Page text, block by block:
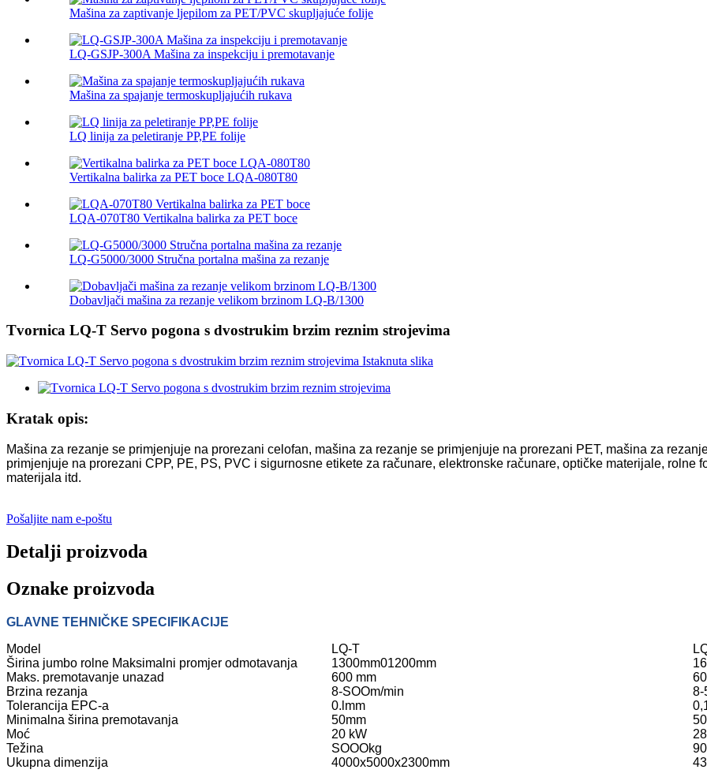
Mašina za zaptivanje ljepilom za PET/PVC skupljajuće folije
LQ-GSJP-300A Mašina za inspekciju i premotavanje
Mašina za spajanje termoskupljajućih rukava
LQ linija za peletiranje PP,PE folije
Vertikalna balirka za PET boce LQA-080T80
LQA-070T80 Vertikalna balirka za PET boce
LQ-G5000/3000 Stručna portalna mašina za rezanje
Dobavljači mašina za rezanje velikom brzinom LQ-B/1300
Tvornica LQ-T Servo pogona s dvostrukim brzim reznim strojevima
Kratak opis:
Mašina za rezanje se primjenjuje na prorezani celofan, mašina za rezanje se primjenjuje na prorezani PET, mašina za
primjenjuje na prorezani CPP, PE, PS, PVC i sigurnosne etikete za računare, elektronske računare, optičke materijale,
materijala itd.
Pošaljite nam e-poštu
Detalji proizvoda
Oznake proizvoda
GLAVNE TEHNIČKE SPECIFIKACIJE
Model
LQ-T
Širina jumbo rolne Maksimalni promjer odmotavanja
1300mm01200mm
Maks. premotavanje unazad
600 mm
Brzina rezanja
8-SOOm/min
8-
Tolerancija EPC-a
0.lmm
Minimalna širina premotavanja
50mm
Moć
20 kW
Težina
SOOOkg
Ukupna dimenzija
4000x5000x2300mm